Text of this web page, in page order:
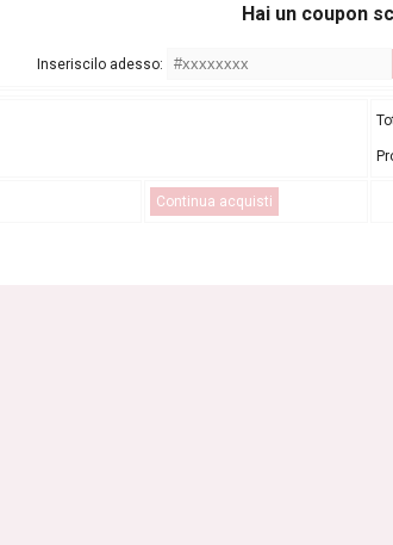
Hai un coupon
Inseriscilo adesso:
Continua acquisti